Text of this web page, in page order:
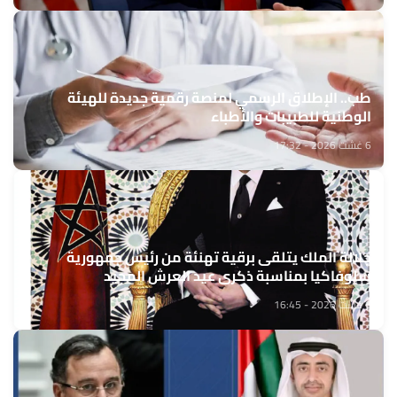
طب.. الإطلاق الرسمي لمنصة رقمية جديدة للهيئة
الوطنية للطبيبات والأطباء
6 غشت 2026 - 17:32
جلالة الملك يتلقى برقية تهنئة من رئيس جمهورية
سلوفاكيا بمناسبة ذكرى عيد العرش المجيد
6 غشت 2026 - 16:45